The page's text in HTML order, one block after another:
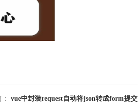
vue中封装request自动将json转成form提交